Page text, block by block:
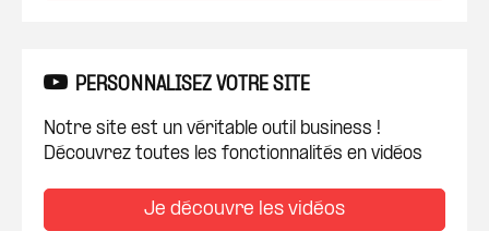
PERSONNALISEZ VOTRE SITE
Notre site est un véritable outil business !
Découvrez toutes les fonctionnalités en vidéos
Je découvre les vidéos